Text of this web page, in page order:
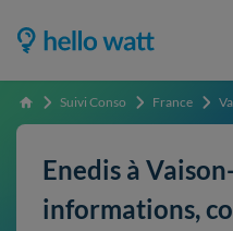
Accueil Suivi Conso France
Enedis à
informations,